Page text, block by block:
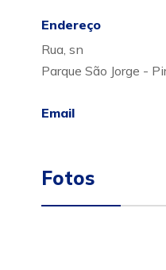
Endereço
Rua, sn
Parque São Jorge -
Email
Fotos